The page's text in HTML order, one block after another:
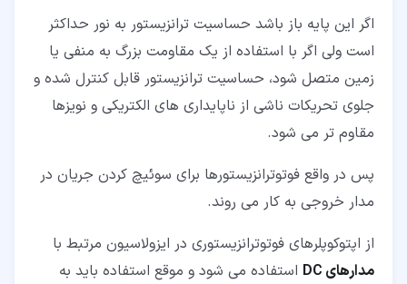
اگر این پایه باز باشد حساسیت ترانزیستور به نور حداکثر
است ولی اگر با استفاده از یک مقاومت بزرگ به منفی یا
زمین متصل شود، حساسیت ترانزیستور قابل کنترل شده و
جلوی تحریکات ناشی از ناپایداری های الکتریکی و نویزها
مقاوم تر می شود.
پس در واقع فوتوترانزیستورها برای سوئیچ کردن جریان در
مدار خروجی به کار می روند.
از اپتوکوپلرهای فوتوترانزیستوری در ایزولاسیون مرتبط با
مدارهای DC استفاده می شود و موقع استفاده باید به